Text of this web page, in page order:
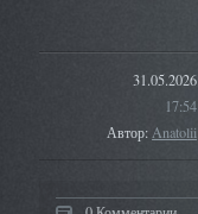
31.05.2026
17:54
Автор:Anatolii